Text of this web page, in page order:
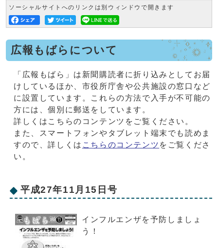
ソーシャルサイトへのリンクは別ウィンドウで開きます
広報もばらについて
「広報もばら」は新聞購読者に折り込みとしてお届
けしているほか、市役所庁舎や公共施設の窓口など
に設置しています。これらの方法で入手が不可能の
方には、個別に郵送をしています。
詳しくはこちらのコンテンツをご覧ください。
また、スマートフォンやタブレット端末でも読めま
すので、詳しくは こちらのコンテンツ をご覧くださ
い。
平成27年11月15日号
インフルエンザを予防しましょ
う！